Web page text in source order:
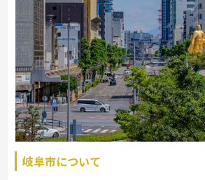
岐阜市について